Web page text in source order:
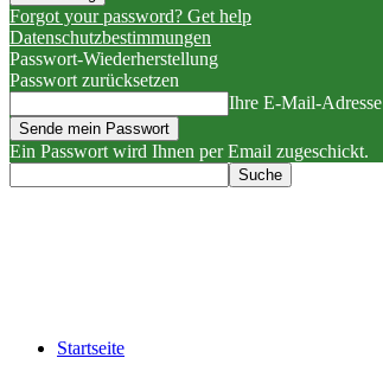
Forgot your password? Get help
Datenschutzbestimmungen
Passwort-Wiederherstellung
Passwort zurücksetzen
Ihre E-Mail-Adresse
Ein Passwort wird Ihnen per Email zugeschickt.
Startseite